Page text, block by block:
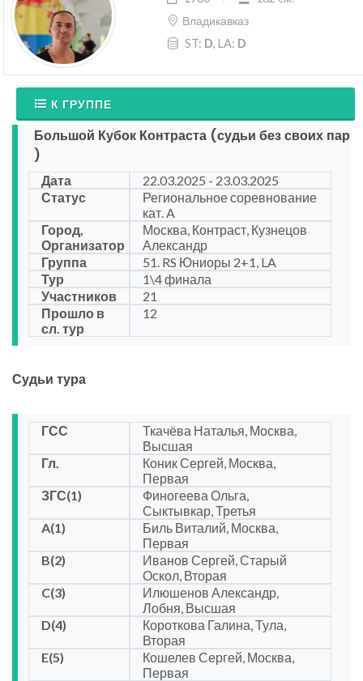
Владикавказ
ST: D, LA: D
К ГРУППЕ
Большой Кубок Контраста (судьи без своих пар
)
Дата
22.03.2025 - 23.03.2025
Статус
Региональное соревнование
кат. A
Город,
Организатор
Москва, Контраст, Кузнецов
Александр
Группа
51. RS Юниоры 2+1, LA
Тур
1\4 финала
Участников
21
Прошло в
сл. тур
12
Судьи тура
ГСС
Ткачёва Наталья, Москва,
Высшая
Гл.
Коник Сергей, Москва,
Первая
ЗГС(1)
Финогеева Ольга,
Сыктывкар, Третья
A(1)
Биль Виталий, Москва,
Первая
B(2)
Иванов Сергей, Старый
Оскол, Вторая
C(3)
Илюшенов Александр,
Лобня, Высшая
D(4)
Короткова Галина, Тула,
Вторая
E(5)
Кошелев Сергей, Москва,
Первая